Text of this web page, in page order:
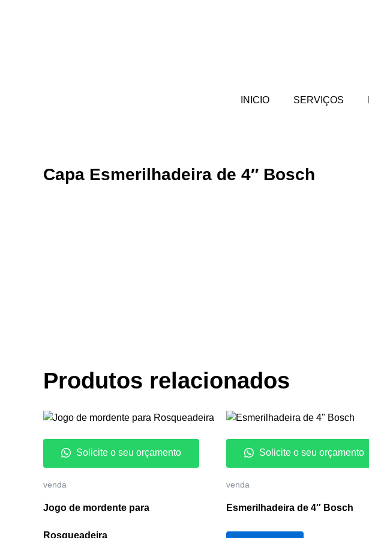
INICIO SERVIÇOS
Capa Esmerilhadeira de 4″ Bosch
Produtos relacionados
Solicite o seu orçamento
venda
Jogo de mordente para
Rosqueadeira
Solicite o seu orçamento
venda
Esmerilhadeira de 4″ Bosch